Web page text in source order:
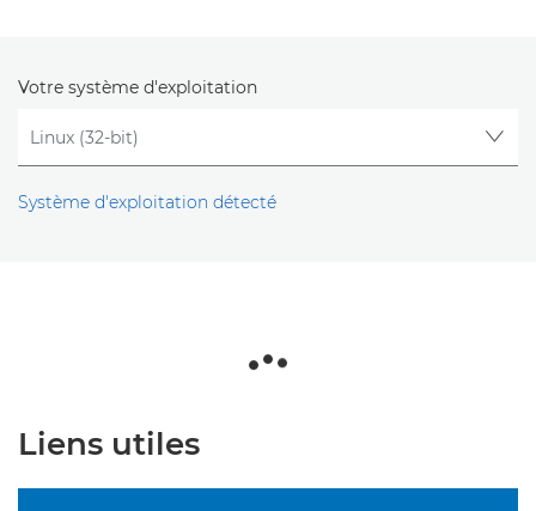
Votre système d'exploitation
Système d'exploitation détecté
Liens utiles